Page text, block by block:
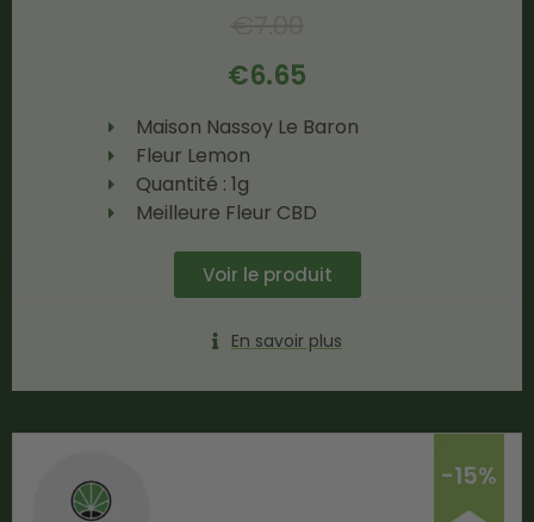
€6.65
Maison Nassoy Le Baron
Fleur Lemon
Quantité : 1g
Meilleure Fleur CBD
Voir le produit
En savoir plus
-15%